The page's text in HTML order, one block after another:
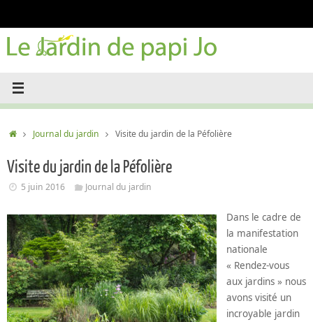
contenu
AccueilJournal du jardin Visite du jardin de la Péfolière
Visite du jardin de la Péfolière
5 juin 2016 Journal du jardin
Dans le cadre de
la manifestation
nationale
« Rendez-vous
aux jardins » nous
avons visité un
incroyable jardin